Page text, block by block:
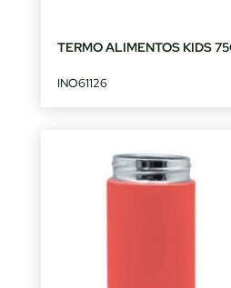
TERMO ALIMENTOS KIDS
INO61126